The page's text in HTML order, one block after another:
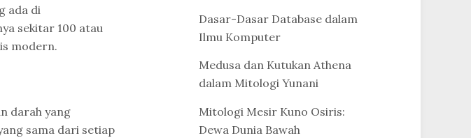
ada di
sekitar 100 atau
modern.
darah yang
sama dari setiap
Dasar-Dasar Database dalam
Ilmu Komputer
Medusa dan Kutukan Athena
dalam Mitologi Yunani
Mitologi Mesir Kuno Osiris:
Dewa Dunia Bawah